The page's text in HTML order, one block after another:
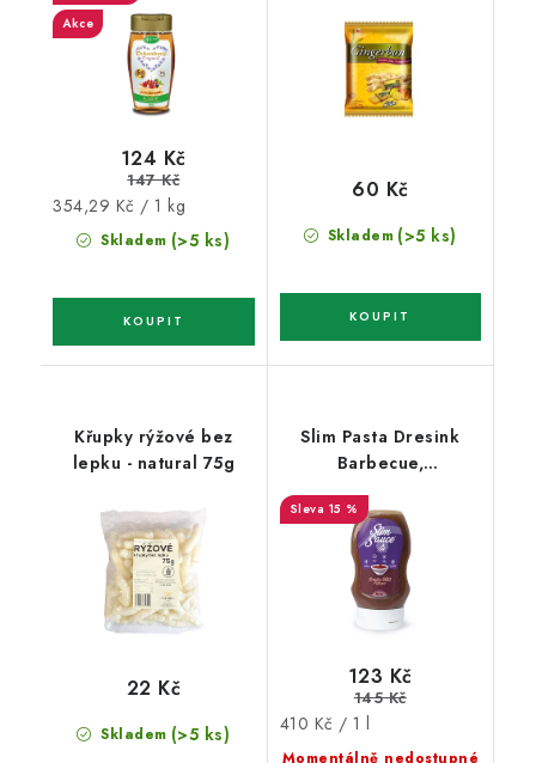
Akce
Skladem (>5 ks)
124 Kč
147 Kč
Měrná
cena:
354,29 Kč / 1 kg
Skladem (>5 ks)
60 Kč
Křupky rýžové bez
lepku - natural 75g
Skladem (>5 ks)
22 Kč
Slim Pasta Dresink
Barbecue,
15 %
Momentálně nedostupné
123 Kč
145 Kč
Měrná
cena:
410 Kč / 1 l